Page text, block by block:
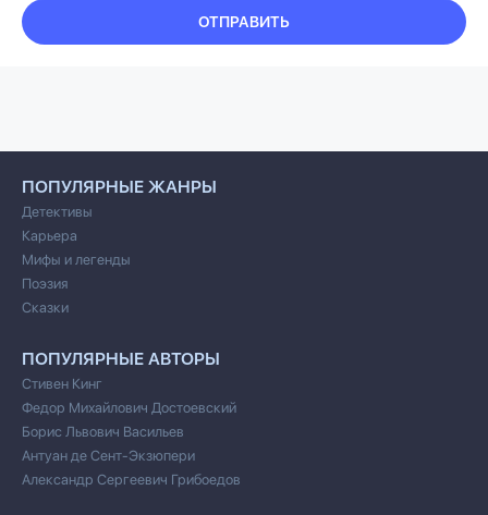
ОТПРАВИТЬ
ПОПУЛЯРНЫЕ ЖАНРЫ
Детективы
Карьера
Мифы и легенды
Поэзия
Сказки
ПОПУЛЯРНЫЕ АВТОРЫ
Стивен Кинг
Федор Михайлович Достоевский
Борис Львович Васильев
Антуан де Сент-Экзюпери
Александр Сергеевич Грибоедов